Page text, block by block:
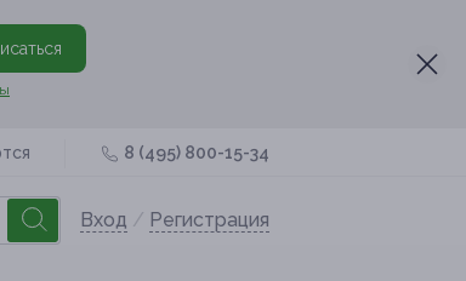
8 (495) 800-15-34
Вход / Регистрация